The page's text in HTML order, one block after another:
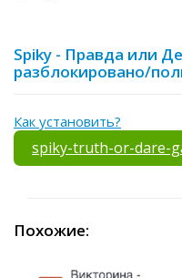
Spiky - Правда или
разблокировано/
Как установить?
spiky-truth-or-dare-
Похожие: